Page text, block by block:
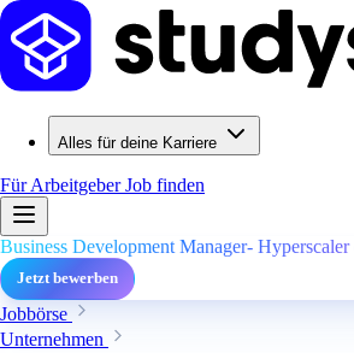
Alles für deine Karriere
Für ArbeitgeberJob finden
Business Development Manager-
Jetzt bewerben
Jobbörse
Unternehmen